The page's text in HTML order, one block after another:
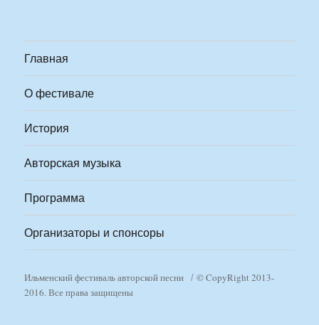
Главная
О фестивале
История
Авторская музыка
Программа
Организаторы и спонсоры
Ильменский фестиваль авторской песни
© CopyRight 2013-
2016. Все права защищены